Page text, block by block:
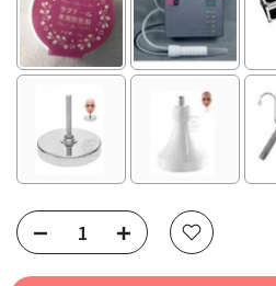
Selection will add to the price